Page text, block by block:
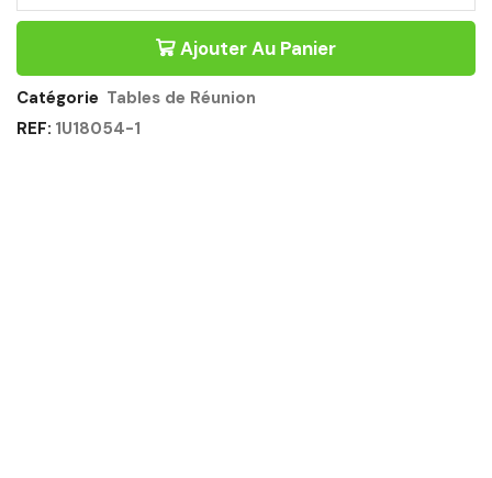
DE
BASSE
BLANC
Ajouter Au Panier
Catégorie Tables de Réunion
REF: 1U18054-1